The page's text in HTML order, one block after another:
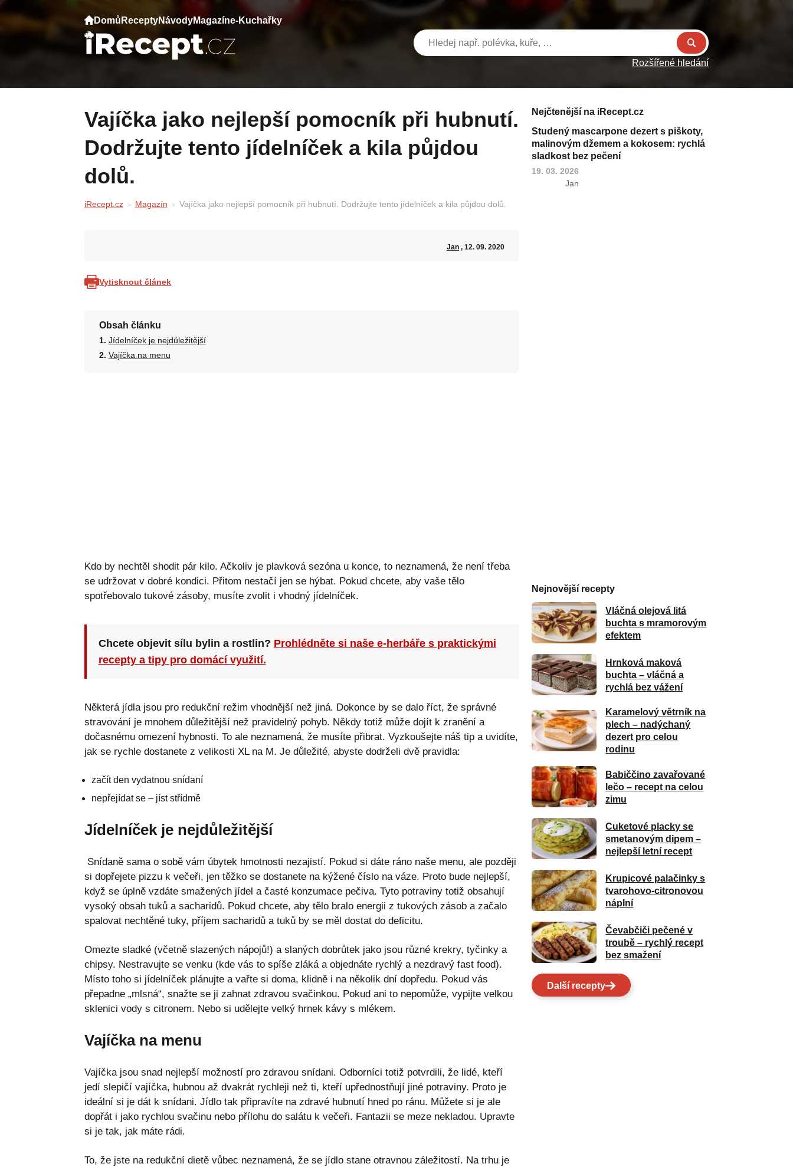
Domů ReceptyNávodyMagazíne-Kuchařky
Rozšířené hledání
Vajíčka jako nejlepší pomocník při hubnutí.
Dodržujte tento jídelníček a kila půjdou
dolů.
iRecept.cz Magazín Vajíčka jako nejlepší pomocník při hubnutí. Dodržujte tento jídelníček a kila půjdou dolů.
Jan, 12. 09. 2020
Vytisknout článek
Obsah článku
Jídelníček je nejdůležitější
Vajíčka na menu
Kdo by nechtěl shodit pár kilo. Ačkoliv je plavková sezóna u konce, to neznamená, že není třeba
se udržovat v dobré kondici. Přitom nestačí jen se hýbat. Pokud chcete, aby vaše tělo
spotřebovalo tukové zásoby, musíte zvolit i vhodný jídelníček.
Chcete objevit sílu bylin a rostlin? Prohlédněte si naše e-herbáře s praktickými
recepty a tipy pro domácí využití.
Některá jídla jsou pro redukční režim vhodnější než jiná. Dokonce by se dalo říct, že správné
stravování je mnohem důležitější než pravidelný pohyb. Někdy totiž může dojít k zranění a
dočasnému omezení hybnosti. To ale neznamená, že musíte přibrat. Vyzkoušejte náš tip a uvidíte,
jak se rychle dostanete z velikosti XL na M. Je důležité, abyste dodrželi dvě pravidla:
začít den vydatnou snídaní
nepřejídat se – jíst střídmě
Jídelníček je nejdůležitější
Snídaně sama o sobě vám úbytek hmotnosti nezajistí. Pokud si dáte ráno naše menu, ale později
si dopřejete pizzu k večeři, jen těžko se dostanete na kýžené číslo na váze. Proto bude nejlepší,
když se úplně vzdáte smažených jídel a časté konzumace pečiva. Tyto potraviny totiž obsahují
vysoký obsah tuků a sacharidů. Pokud chcete, aby tělo bralo energii z tukových zásob a začalo
spalovat nechtěné tuky, příjem sacharidů a tuků by se měl dostat do deficitu.
Omezte sladké (včetně slazených nápojů!) a slaných dobrůtek jako jsou různé krekry, tyčinky a
chipsy. Nestravujte se venku (kde vás to spíše zláká a objednáte rychlý a nezdravý fast food).
Místo toho si jídelníček plánujte a vařte si doma, klidně i na několik dní dopředu. Pokud vás
přepadne „mlsná“, snažte se ji zahnat zdravou svačinkou. Pokud ani to nepomůže, vypijte velkou
sklenici vody s citronem. Nebo si udělejte velký hrnek kávy s mlékem.
Vajíčka na menu
Vajíčka jsou snad nejlepší možností pro zdravou snídani. Odborníci totiž potvrdili, že lidé, kteří
jedí slepičí vajíčka, hubnou až dvakrát rychleji než ti, kteří upřednostňují jiné potraviny. Proto je
ideální si je dát k snídani. Jídlo tak připravíte na zdravé hubnutí hned po ránu. Můžete si je ale
dopřát i jako rychlou svačinu nebo přílohu do salátu k večeři. Fantazii se meze nekladou. Upravte
si je tak, jak máte rádi.
To, že jste na redukční dietě vůbec neznamená, že se jídlo stane otravnou záležitostí. Na trhu je
Nejčtenější na iRecept.cz
Studený mascarpone dezert s piškoty,
malinovým džemem a kokosem: rychlá
sladkost bez pečení
19. 03. 2026
Jan
Nejnovější recepty
Vláčná olejová litá
buchta s mramorovým
efektem
Hrnková maková
buchta – vláčná a
rychlá bez vážení
Karamelový větrník na
plech – nadýchaný
dezert pro celou
rodinu
Babiččino zavařované
lečo – recept na celou
zimu
Cuketové placky se
smetanovým dipem –
nejlepší letní recept
Krupicové palačinky s
tvarohovo-citronovou
náplní
Čevabčiči pečené v
troubě – rychlý recept
bez smažení
Další recepty